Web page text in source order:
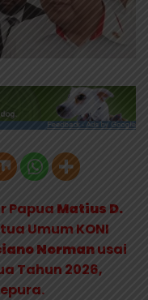
Papua Matius D.
Umum KONI
Normanusai
Tahun 2026,